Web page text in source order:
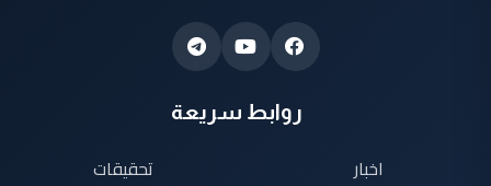
روابط سريعة
اخبار
تحقيقات